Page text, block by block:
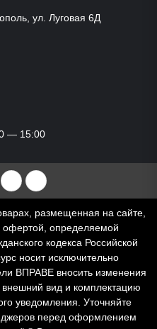
ул. Луговая 6Д
— 15:00
RuTubeDzen
размещенная на сайте,
определяемой
кодекса Российской
носит исключительно
ВПРАВЕ вносить изменения
внешний вид и комплектацию
уведомления. Уточняйте
перед оформлением